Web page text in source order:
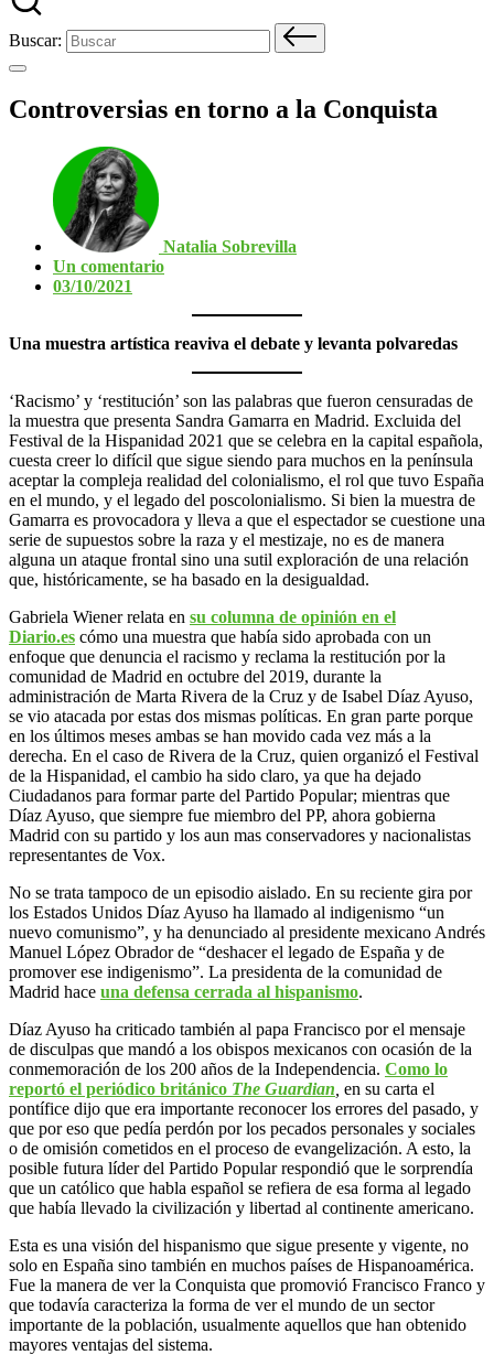
Buscar:
Controversias en torno a la Conquista
Natalia Sobrevilla
Un comentario
03/10/2021
Una muestra artística reaviva el debate y levanta polvaredas
‘Racismo’ y ‘restitución’ son las palabras que fueron censuradas de
la muestra que presenta Sandra Gamarra en Madrid. Excluida del
Festival de la Hispanidad 2021 que se celebra en la capital española,
cuesta creer lo difícil que sigue siendo para muchos en la península
aceptar la compleja realidad del colonialismo, el rol que tuvo España
en el mundo, y el legado del poscolonialismo. Si bien la muestra de
Gamarra es provocadora y lleva a que el espectador se cuestione una
serie de supuestos sobre la raza y el mestizaje, no es de manera
alguna un ataque frontal sino una sutil exploración de una relación
que, históricamente, se ha basado en la desigualdad.
Gabriela Wiener relata en su columna de opinión en el
Diario.es cómo una muestra que había sido aprobada con un
enfoque que denuncia el racismo y reclama la restitución por la
comunidad de Madrid en octubre del 2019, durante la
administración de Marta Rivera de la Cruz y de Isabel Díaz Ayuso,
se vio atacada por estas dos mismas políticas. En gran parte porque
en los últimos meses ambas se han movido cada vez más a la
derecha. En el caso de Rivera de la Cruz, quien organizó el Festival
de la Hispanidad, el cambio ha sido claro, ya que ha dejado
Ciudadanos para formar parte del Partido Popular; mientras que
Díaz Ayuso, que siempre fue miembro del PP, ahora gobierna
Madrid con su partido y los aun mas conservadores y nacionalistas
representantes de Vox.
No se trata tampoco de un episodio aislado. En su reciente gira por
los Estados Unidos Díaz Ayuso ha llamado al indigenismo “un
nuevo comunismo”, y ha denunciado al presidente mexicano Andrés
Manuel López Obrador de “deshacer el legado de España y de
promover ese indigenismo”. La presidenta de la comunidad de
Madrid hace una defensa cerrada al hispanismo.
Díaz Ayuso ha criticado también al papa Francisco por el mensaje
de disculpas que mandó a los obispos mexicanos con ocasión de la
conmemoración de los 200 años de la Independencia. Como lo
reportó el periódico británico The Guardian en su carta el
pontífice dijo que era importante reconocer los errores del pasado, y
que por eso que pedía perdón por los pecados personales y sociales
o de omisión cometidos en el proceso de evangelización. A esto, la
posible futura líder del Partido Popular respondió que le sorprendía
que un católico que habla español se refiera de esa forma al legado
que había llevado la civilización y libertad al continente americano.
Esta es una visión del hispanismo que sigue presente y vigente, no
solo en España sino también en muchos países de Hispanoamérica.
Fue la manera de ver la Conquista que promovió Francisco Franco y
que todavía caracteriza la forma de ver el mundo de un sector
importante de la población, usualmente aquellos que han obtenido
mayores ventajas del sistema.